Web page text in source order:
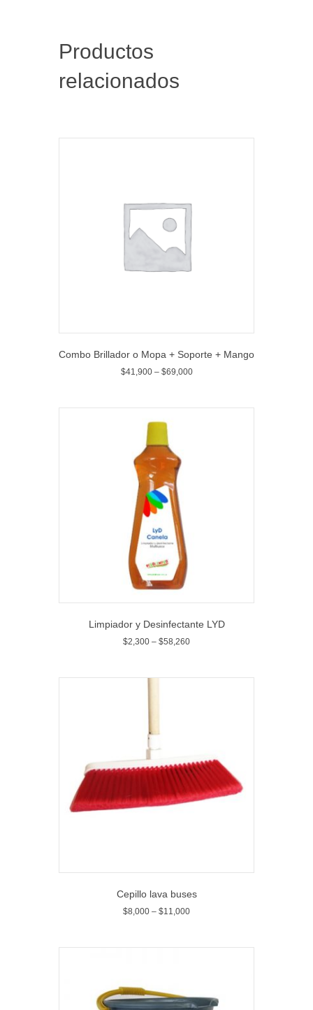
Productos
relacionados
Combo Brillador o Mopa + Soporte + Mango
$41,900– $69,000
Limpiador y Desinfectante LYD
$2,300 – $58,260
Cepillo lava buses
$8,000 – $11,000